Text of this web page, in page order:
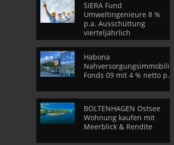
SIERA Fund
Umweltingenieure 8 %
p.a. Ausschüttung
vierteljährlich
Habona
Nahversorgungsimmobilien
Fonds 09 mit 4 % netto p.a.
BOLTENHAGEN Ostsee
Wohnung kaufen mit
Meerblick & Rendite